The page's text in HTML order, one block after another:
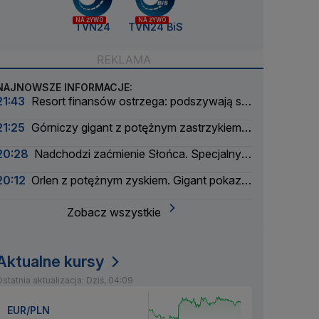
NA ŻYWO
TVN24
NA ŻYWO
TVN24 BiS
INFORMACJE:
Resort finansów ostrzega: podszywają się
Górniczy gigant z potężnym zastrzykiem
Nadchodzi zaćmienie Słońca. Specjalny
Orlen z potężnym zyskiem. Gigant pokazał
Zobacz wszystkie
kursy
aktualizacja: Dziś, 04:09
EUR/PLN